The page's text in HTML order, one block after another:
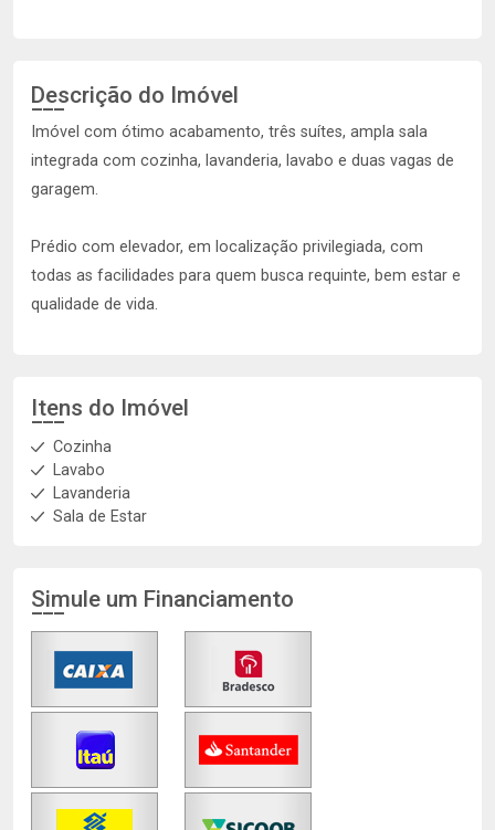
Descrição do Imóvel
Imóvel com ótimo acabamento, três suítes, ampla sala
integrada com cozinha, lavanderia, lavabo e duas vagas de
garagem.
Prédio com elevador, em localização privilegiada, com
todas as facilidades para quem busca requinte, bem estar e
qualidade de vida.
Itens do Imóvel
Cozinha
Lavabo
Lavanderia
Sala de Estar
Simule um Financiamento